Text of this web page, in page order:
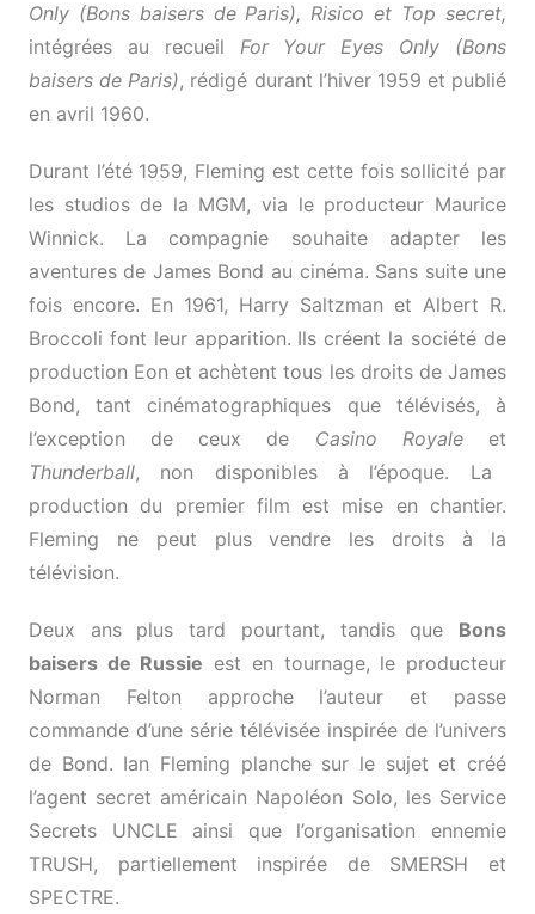
Only (Bons baisers de Paris), Risico et Top secret,
intégrées au recueil For Your Eyes Only (Bons
baisers de Paris), rédigé durant l’hiver 1959 et publié
en avril 1960.
Durant l’été 1959, Fleming est cette fois sollicité par
les studios de la MGM, via le producteur Maurice
Winnick. La compagnie souhaite adapter les
aventures de James Bond au cinéma. Sans suite une
fois encore. En 1961, Harry Saltzman et Albert R.
Broccoli font leur apparition. Ils créent la société de
production Eon et achètent tous les droits de James
Bond, tant cinématographiques que télévisés, à
l’exception de ceux de Casino Royaleet
Thunderball, non disponibles à l’époque. La
production du premier film est mise en chantier.
Fleming ne peut plus vendre les droits à la
télévision.
Deux ans plus tard pourtant, tandis que Bons
baisers de Russie est en tournage, le producteur
Norman Felton approche l’auteur et passe
commande d’une série télévisée inspirée de l’univers
de Bond. Ian Fleming planche sur le sujet et créé
l’agent secret américain Napoléon Solo, les Service
Secrets UNCLE ainsi que l’organisation ennemie
TRUSH, partiellement inspirée de SMERSH et
SPECTRE.